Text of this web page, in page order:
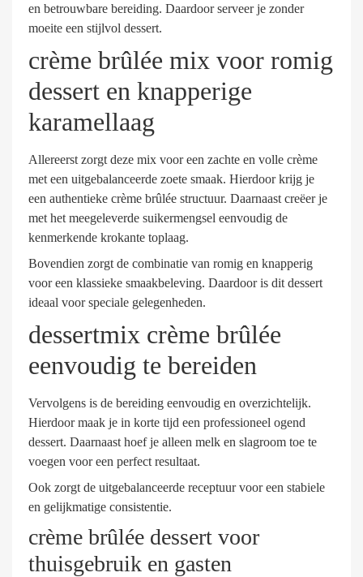
en betrouwbare bereiding. Daardoor serveer je zonder
moeite een stijlvol dessert.
crème brûlée mix voor romig
dessert en knapperige
karamellaag
Allereerst zorgt deze mix voor een zachte en volle crème
met een uitgebalanceerde zoete smaak. Hierdoor krijg je
een authentieke crème brûlée structuur. Daarnaast creëer je
met het meegeleverde suikermengsel eenvoudig de
kenmerkende krokante toplaag.
Bovendien zorgt de combinatie van romig en knapperig
voor een klassieke smaakbeleving. Daardoor is dit dessert
ideaal voor speciale gelegenheden.
dessertmix crème brûlée
eenvoudig te bereiden
Vervolgens is de bereiding eenvoudig en overzichtelijk.
Hierdoor maak je in korte tijd een professioneel ogend
dessert. Daarnaast hoef je alleen melk en slagroom toe te
voegen voor een perfect resultaat.
Ook zorgt de uitgebalanceerde receptuur voor een stabiele
en gelijkmatige consistentie.
crème brûlée dessert voor
thuisgebruik en gasten